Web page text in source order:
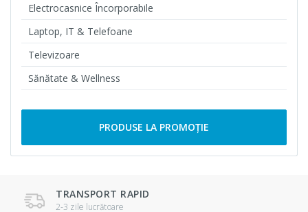
Electrocasnice Încorporabile
Laptop, IT & Telefoane
Televizoare
Sănătate & Wellness
PRODUSE LA PROMOȚIE
TRANSPORT RAPID
2-3 zile lucrătoare